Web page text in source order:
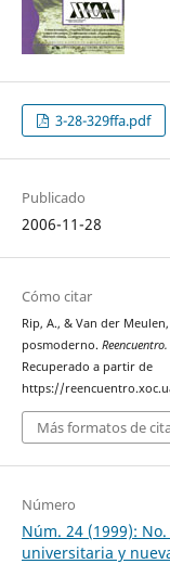
3-28-329ffa.pdf
Publicado
2006-11-28
Cómo citar
Rip, A., & Van der
posmoderno.
Recuperado a partir de
https://
Más formatos de
Número
Núm. 24 (1999):
universitaria y